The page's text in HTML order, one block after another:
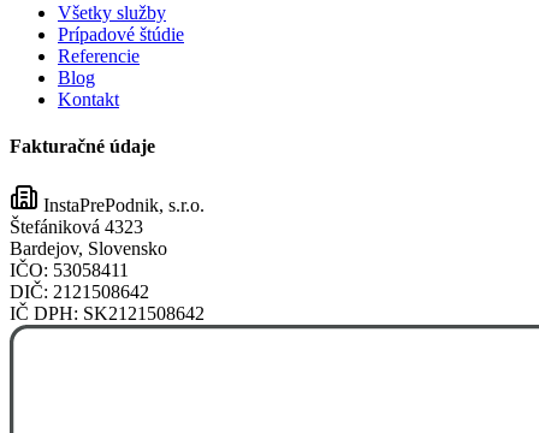
Všetky služby
Prípadové štúdie
Referencie
Blog
Kontakt
Fakturačné údaje
InstaPrePodnik, s.r.o.
Štefániková 4323
Bardejov, Slovensko
IČO: 53058411
DIČ: 2121508642
IČ DPH: SK2121508642